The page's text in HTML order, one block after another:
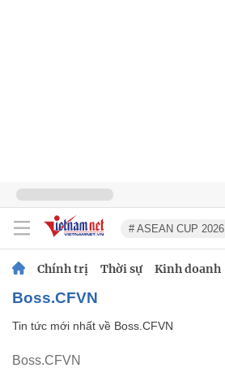
# ASEAN CUP 2026
Chính trị Thời sự Kinh doanh
Boss.CFVN
Tin tức mới nhất về Boss.CFVN
Boss.CFVN